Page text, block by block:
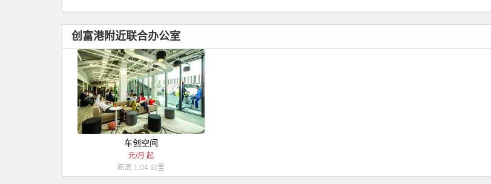
创富港附近联合办公室
车创空间
元/月 起
距离 1.04 公里